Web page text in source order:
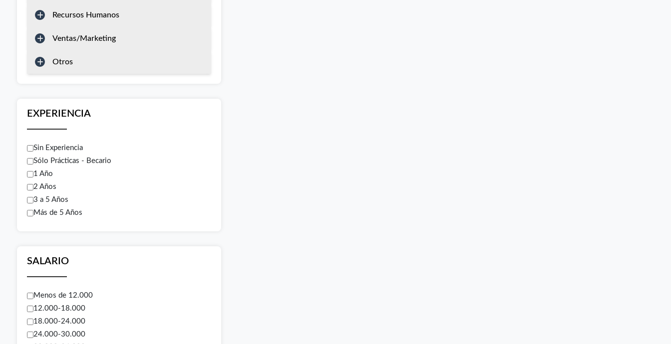
Recursos Humanos
Ventas/Marketing
Otros
EXPERIENCIA
Sin Experiencia
Sólo Prácticas - Becario
1 Año
2 Años
3 a 5 Años
Más de 5 Años
SALARIO
Menos de 12.000
12.000-18.000
18.000-24.000
24.000-30.000